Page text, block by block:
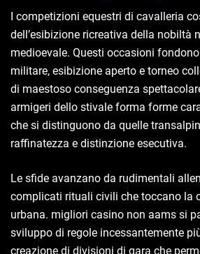
I competizioni equestri di cavalleria
dell’esibizione ricreativa della nobiltà
medioevale. Questi occasioni
militare, esibizione aperto e torneo
di maestoso conseguenza
armigeri dello stivale forma forme
che si distinguono da quelle
raffinatezza e distinzione esecutiva.
Le sfide avanzano da rudimentali
complicati rituali civili che toccano la
urbana. migliori casino non aams si
sviluppo di regole incessantemente
creazione di divisioni di gara che